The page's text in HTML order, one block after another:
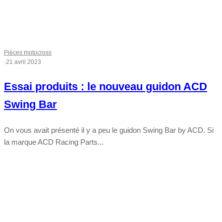
Pièces motocross
·21 avril 2023
Essai produits : le nouveau guidon ACD
Swing Bar
On vous avait présenté il y a peu le guidon Swing Bar by ACD. Si
la marque ACD Racing Parts...